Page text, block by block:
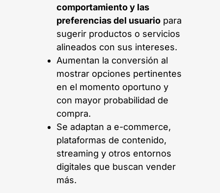
comportamiento y las
preferencias del usuario para
sugerir productos o servicios
alineados con sus intereses.
Aumentan la conversión al
mostrar opciones pertinentes
en el momento oportuno y
con mayor probabilidad de
compra.
Se adaptan a e-commerce,
plataformas de contenido,
streaming y otros entornos
digitales que buscan vender
más.